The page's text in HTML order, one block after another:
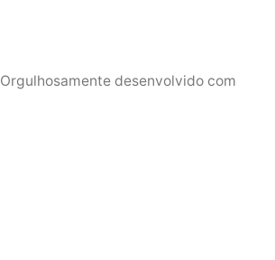
Orgulhosamente desenvolvido com